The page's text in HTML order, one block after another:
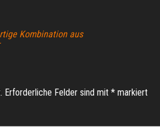
Kombination aus
Erforderliche Felder sind mit * markiert